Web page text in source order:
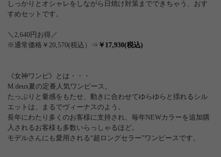
しっかりとオシャレをしながら日焼け対策までできちゃう、おす
すめセットです。
＼2,640円お得／
※通常価格￥20,570(税込）⇒ ￥17,930(税込)
《女神ワンピ》とは・・・
M.deux夏の定番人気ワンピース。
たっぷりと量感をもたせ、動きに合わせてゆらゆらと揺れるシル
エットは、まるでヴィーナスのよう。
長年にわたり多くのお客様に支持され、毎年NEWカラーを追加購
入されるお客様も多数いらっしゃるほど。
モデルさんにも愛用される“超ロングセラー”ワンピースです。